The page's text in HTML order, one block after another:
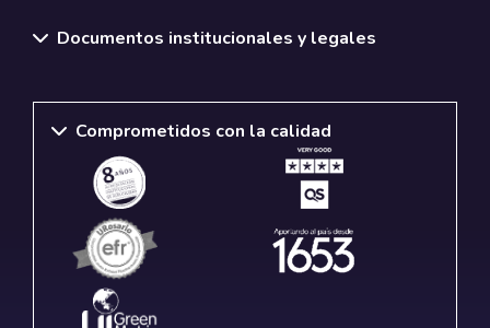
Documentos institucionales y legales
Comprometidos con la calidad